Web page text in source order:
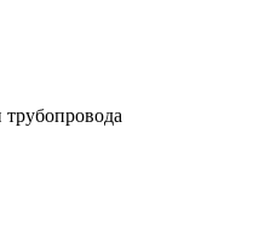
трубопровода